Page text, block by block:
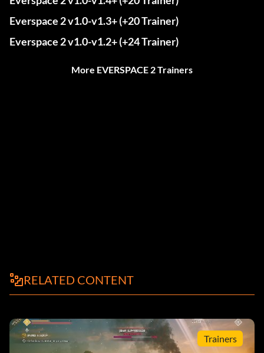
Everspace 2 v1.0-v1.3+ (+20 Trainer)
Everspace 2 v1.0-v1.2+ (+24 Trainer)
More EVERSPACE 2 Trainers
RELATED CONTENT
Trainers